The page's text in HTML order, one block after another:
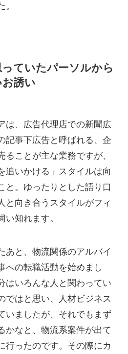
ていたパーソルから
誘い
は、広告代理店での新聞広
記事下広告と呼ばれる、企
ることが主な業務ですが、
追いかける」スタイルは向
と。ゆったりとした語り口
と向き合うスタイルがフィ
い知れます。
あと、物流関係のアルバイ
への転職活動を始めまし
はいろんな人と関わってい
ではと思い、人材ビジネス
いましたが、それでもまず
かなと、物流系案件が出て
行ったのです。その際にカ